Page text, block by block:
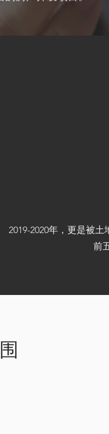
2019-2020年，更是被
前